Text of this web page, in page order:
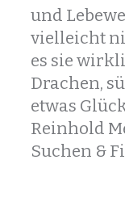
und
vielleicht
es sie
Drachen,
etwas
Reinhold
Suchen &